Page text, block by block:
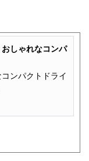
おしゃれなコンパ
ンパクトドライ